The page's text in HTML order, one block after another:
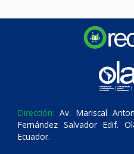
Dirección: Av. Mariscal
Fernández Salvador Edif.
Ecuador.